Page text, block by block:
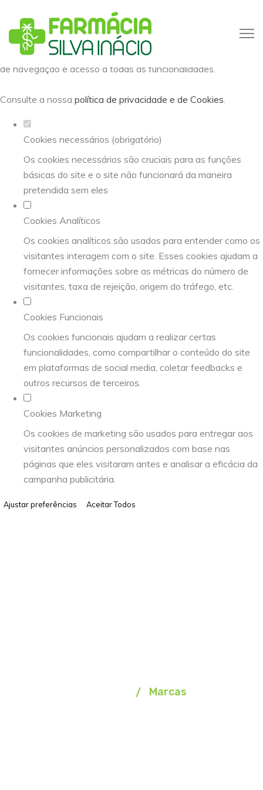
Defina as suas preferências de
cookies para este website.
Este website utiliza cookies estritamente necessários,
analíticos e funcionais, para lhe oferecer uma boa experiência
de navegação e acesso a todas as funcionalidades.
Consulte a nossa política de privacidade e de Cookies.
Cookies necessários (obrigatório)
Os cookies necessários são cruciais para as funções
básicas do site e o site não funcionará da maneira
pretendida sem eles
Cookies Analíticos
Os cookies analíticos são usados para entender como os
visitantes interagem com o site. Esses cookies ajudam a
fornecer informações sobre as métricas do número de
visitantes, taxa de rejeição, origem do tráfego, etc.
Cookies Funcionais
Os cookies funcionais ajudam a realizar certas
funcionalidades, como compartilhar o conteúdo do site
em plataformas de social media, coletar feedbacks e
outros recursos de terceiros.
Cookies Marketing
Os cookies de marketing são usados para entregar aos
visitantes anúncios personalizados com base nas
páginas que eles visitaram antes e analisar a eficácia da
campanha publicitária.
Ajustar preferências Aceitar Todos
Marcas